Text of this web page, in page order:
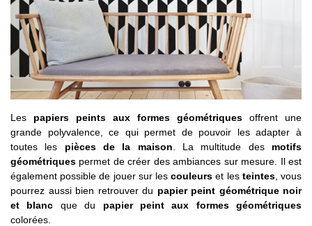
Les papiers peints aux formes géométriques offrent une
grande polyvalence, ce qui permet de pouvoir les adapter à
toutes les pièces de la maison . La multitude des motifs
géométriques permet de créer des ambiances sur mesure. Il est
également possible de jouer sur lescouleurs et les teintes, vous
pourrez aussi bien retrouver du papier peint géométrique noir
et blanc que du papier peint aux formes géométriques
colorées.